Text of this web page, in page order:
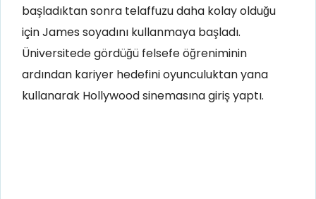
başladıktan sonra telaffuzu daha kolay olduğu
için James soyadını kullanmaya başladı.
Üniversitede gördüğü felsefe öğreniminin
ardından kariyer hedefini oyunculuktan yana
kullanarak Hollywood sinemasına giriş yaptı.